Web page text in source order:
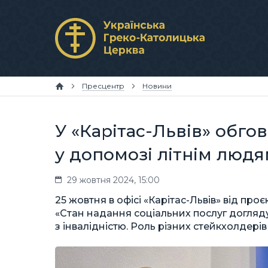
Пресцентр Новини
У «Карітас-Львів»
у допомозі літнім
29 жовтня 2024, 15:00
25 жовтня в офісі «Карітас-Львів» від
«Стан надання соціальних послуг
з інвалідністю. Роль різних